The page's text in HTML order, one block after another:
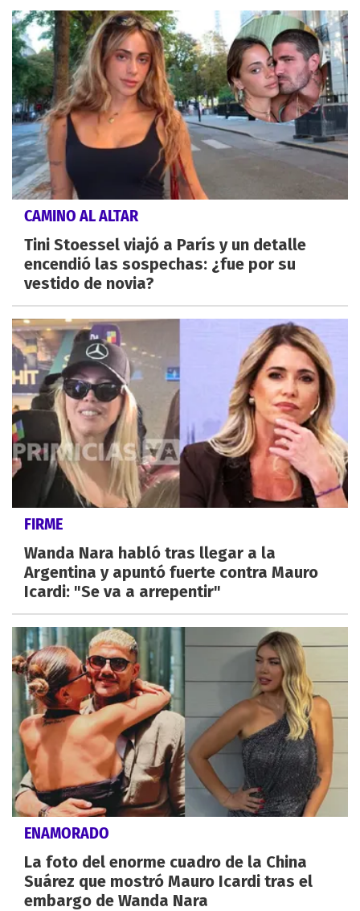
CAMINO AL ALTAR
Tini Stoessel viajó a París y un detalle
encendió las sospechas: ¿fue por su
vestido de novia?
FIRME
Wanda Nara habló tras llegar a la
Argentina y apuntó fuerte contra Mauro
Icardi: "Se va a arrepentir"
ENAMORADO
La foto del enorme cuadro de la China
Suárez que mostró Mauro Icardi tras el
embargo de Wanda Nara